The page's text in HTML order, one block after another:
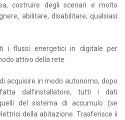
costruire degli scenari e molto
abilitare, disabilitare, qualsiasi
i flussi energetici in digitale per
attivo della rete.
acquisire in modo autonomo, dopo
dall’installatore, tutti i dati
del sistema di accumulo (se
della abitazione. Trasferisce ii